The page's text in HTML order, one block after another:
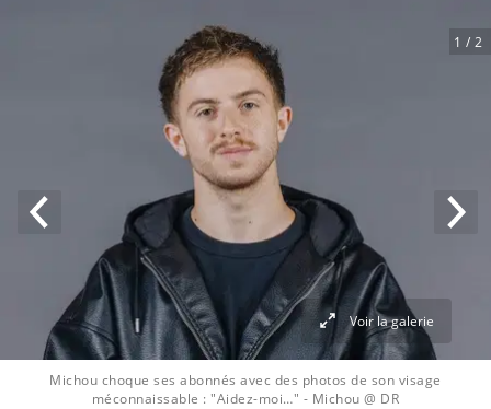
Michou choque ses abonnés avec des photos de son visage
méconnaissable : "Aidez-moi…" - Michou @ DR
1 / 2
Voir la galerie